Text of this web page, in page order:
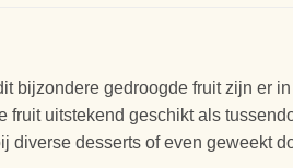
bijzondere gedroogde fruit zijn er
uitstekend geschikt als
diverse desserts of even geweekt